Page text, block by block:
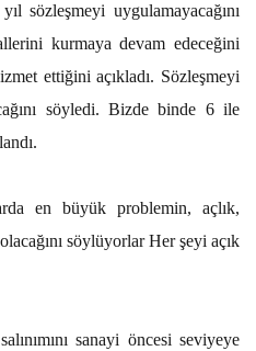
sözleşmeyi uygulamayacağını
kurmaya devam edeceğini
ettiğini açıkladı. Sözleşmeyi
söyledi. Bizde binde 6 ile
en büyük problemin, açlık,
söylüyorlar Her şeyi açık
sanayi öncesi seviyeye